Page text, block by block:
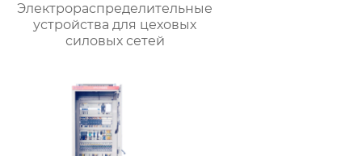
Электрораспределительные
устройства для цеховых
силовых сетей